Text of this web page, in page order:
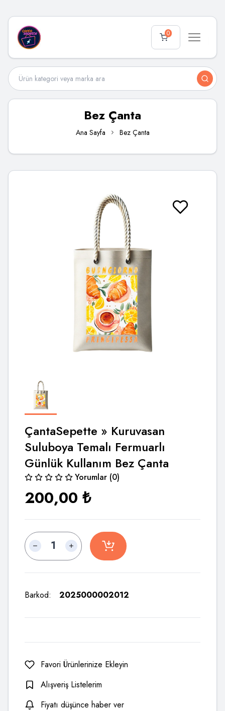
0
Bez Çanta
Ana Sayfa Bez Çanta
ÇantaSepette » Kuruvasan
Suluboya Temalı Fermuarlı
Günlük Kullanım Bez Çanta
Yorumlar (0)
200,00 ₺
Barkod: 2025000002012
Favori Ürünlerinize Ekleyin
Alışveriş Listelerim
Fiyatı düşünce haber ver